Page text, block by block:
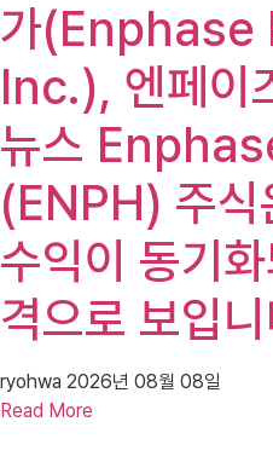
가(Enphase
Inc.), 엔페이
뉴스
(ENPH) 주식
수익이 동기
격으로 보입
ryohwa 2026년 08월 08일
Read More